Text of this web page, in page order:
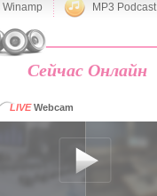
Winamp MP3 Podcast
Сейчас Онлайн
LIVEWebcam